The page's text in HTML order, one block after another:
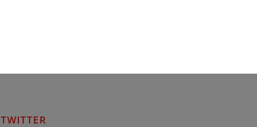
TWITTER